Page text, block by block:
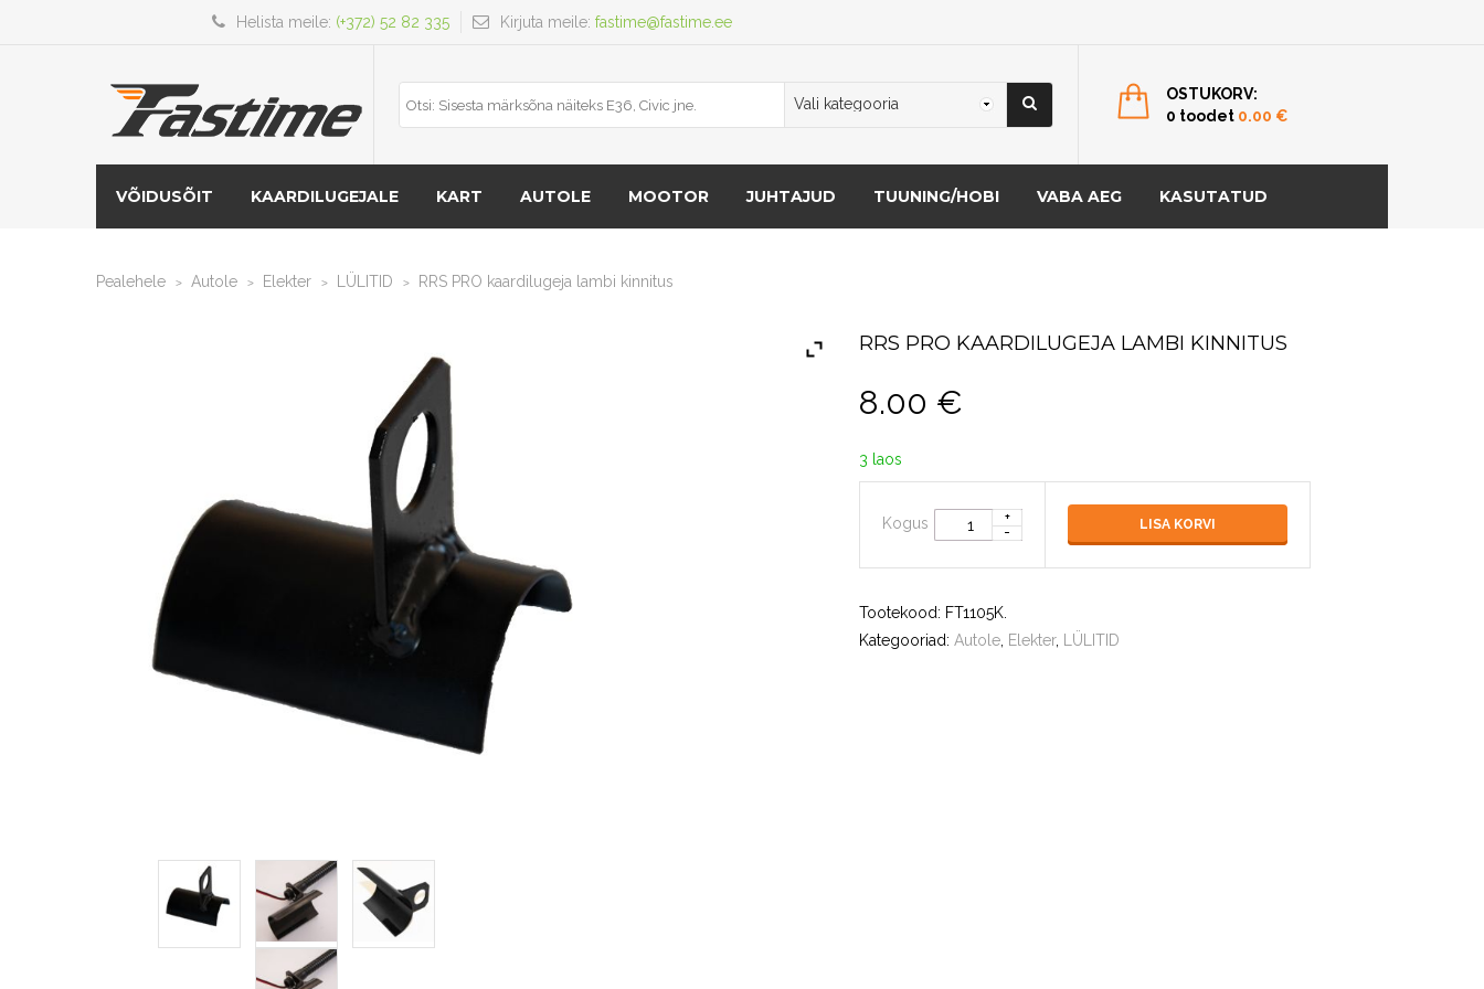
Kirjuta meile: fastime@fastime.ee
Helista meile: (+372) 52 82 335
OSTUKORV:
0 toodet 0.00 €
VÕIDUSÕIT KAARDILUGEJALE KART AUTOLE MOOTOR JUHTAJUD TUUNING/HOBI VABA AEG KASUTATUD
Pealehele > Autole > Elekter > LÜLITID > RRS PRO kaardilugeja lambi kinnitus
RRS PRO KAARDILUGEJA LAMBI KINNITUS
8.00 €
3 laos
Kogus LISA KORVI
Tootekood: FT1105K
Kategooriad:Autole Elekter, LÜLITID